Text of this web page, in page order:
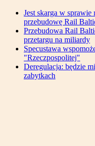
Jest skarga w
przebudowę Rail
Przebudowa Rail
przetargu na miliardy
Specustawa
"Rzeczpospolitej"
Deregulacja: będzie
zabytkach